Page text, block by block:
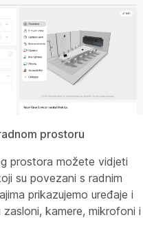
prostoru
prostora možete vidjeti
su povezani s radnim
prikazujemo uređaje i
kamere, mikrofoni i